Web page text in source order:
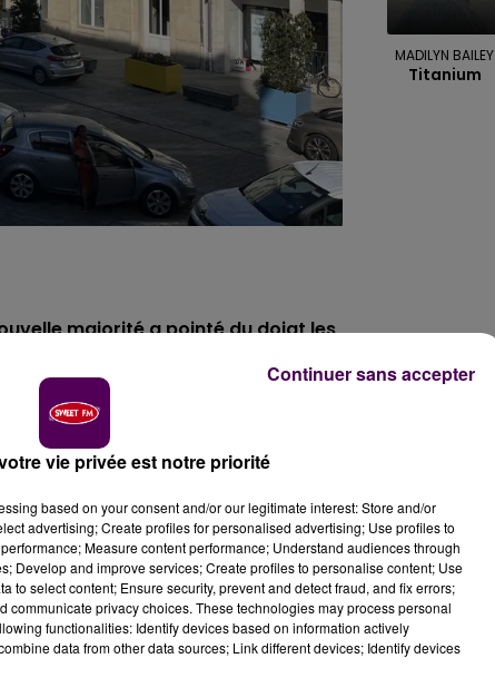
majorité a pointé du doigt les
elle, au surendettement de la
de Manon Foucault.
MADILYN BAILEY
Titanium
vie privée est notre priorité
based on your consent and/or our legitimate interest: Store and/or
advertising; Create profiles for personalised advertising; Use profiles to
Measure content performance; Understand audiences through
Develop and improve services; Create profiles to personalise content; Use
to select content; Ensure security, prevent and detect fraud, and fix errors;
communicate privacy choices. These technologies may process personal
functionalities: Identify devices based on information actively
data from other data sources; Link different devices; Identify devices
Continuer sans accepter